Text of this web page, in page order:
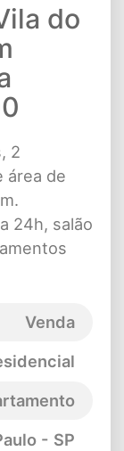
do
2
área de
24h, salão
Venda
- SP